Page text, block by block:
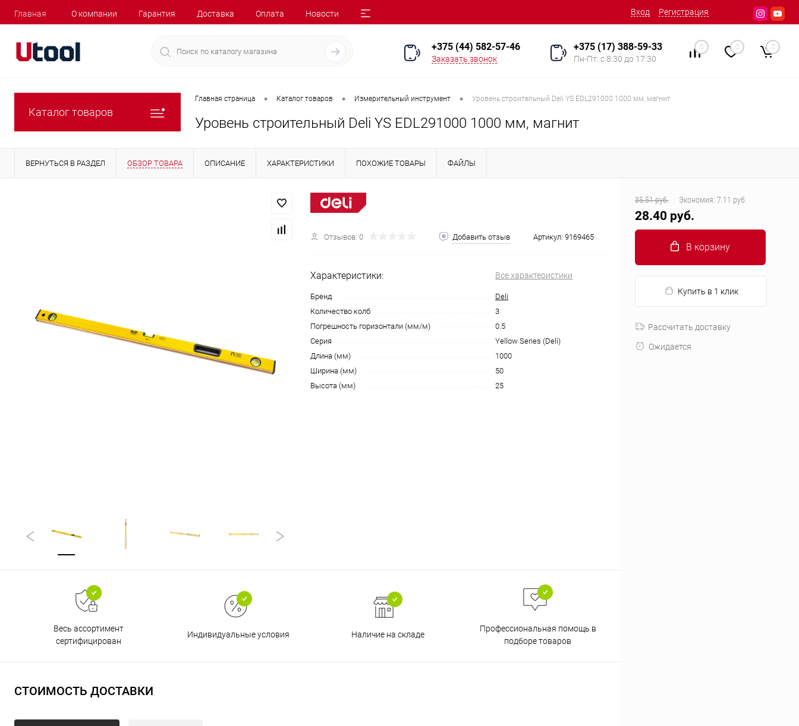
Главная О компании Гарантия Доставка Оплата Новости Вход Регистрация
+375 (44) 582-57-46
Заказать звонок
+375 (17) 388-59-33
Пн-Пт: с 8:30 до 17:30
0 0 0
Каталог товаров
Главная страница • Каталог товаров • Измерительный инструмент • Уровень строительный Deli YS EDL291000 1000 мм, магнит
Уровень строительный Deli YS EDL291000 1000 мм, магнит
ВЕРНУТЬСЯ В РАЗДЕЛ ОБЗОР ТОВАРА ОПИСАНИЕ ХАРАКТЕРИСТИКИ ПОХОЖИЕ ТОВАРЫ ФАЙЛЫ
Отзывов: 0 Добавить отзыв Артикул: 9169465
Характеристики: Все характеристики
Бренд
Deli
Количество колб
3
Погрешность горизонтали (мм/м)
0.5
Серия
Yellow Series (Deli)
Длина (мм)
1000
Ширина (мм)
50
Высота (мм)
25
Весь ассортимент
сертифицирован
Индивидуальные условия Наличие на складе
Профессиональная помощь в
подборе товаров
СТОИМОСТЬ ДОСТАВКИ
35.51 руб. Экономия: 7.11 руб.
28.40 руб.
В корзину
Купить в 1 клик
Рассчитать доставку
Ожидается